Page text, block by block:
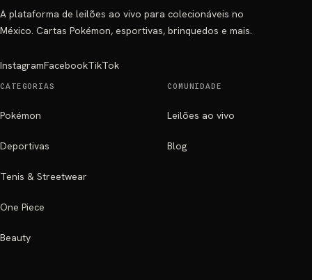
A plataforma de leilões ao vivo para colecionáveis no
México. Cartas Pokémon, esportivas, brinquedos e mais.
InstagramFacebookTikTok
CATEGORIAS
Pokémon
Deportivas
Tenis & Streetwear
One Piece
Beauty
COMUNIDADE
Leilões ao vivo
Blog